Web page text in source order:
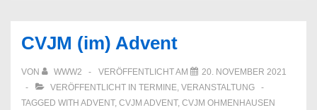
CVJM (im) Advent
VON WWW2 VERÖFFENTLICHT AM
20. NOVEMBER 2021
VERÖFFENTLICHT IN TERMINE, VERANSTALTUNG
TAGGED WITH ADVENT, CVJM ADVENT, CVJM OHMENHAUSEN